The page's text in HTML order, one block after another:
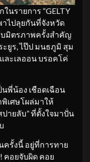
นรายการ “GELTY
พาไปลุยกันที่จังหวัด
บมิตรภาพครั้งสำคัญ
ะยูร, ไป๊ป มนธภูมิ สุม
ละเลออน บรอคโค่
พี่น้อง เชือดเฉือน
เศษโผล่มาให้
ปายลับ” ที่ตั้งใจมาปั่น
ครั้งนี้ อยู่ที่การทาย
คอยจับผิด คอย